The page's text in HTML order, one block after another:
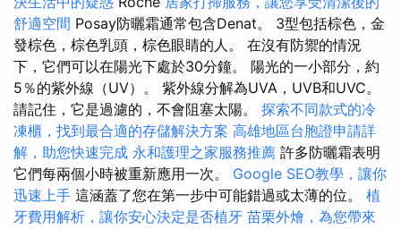
舒適空間 Posay防曬霜通常包含Denat。 3型包括棕色，金
發棕色，棕色乳頭，棕色眼睛的人。 在沒有防禦的情況
下，它們可以在陽光下處於30分鐘。 陽光的一小部分，約
5％的紫外線（UV）。 紫外線分解為UVA，UVB和UVC。
請記住，它是過濾的，不會阻塞太陽。 探索不同款式的冷
凍櫃，找到最合適的存儲解決方案 高雄地區台胞證申請詳
解，助您快速完成 永和護理之家服務推薦 許多防曬霜表明
它們每兩個小時被重新應用一次。 Google SEO教學，讓你
迅速上手 這涵蓋了您在第一步中可能錯過或太薄的位。 植
牙費用解析，讓你安心決定是否植牙 苗栗外燴，為您帶來